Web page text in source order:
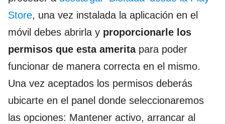
Store, una vez instalada la aplicación en el
móvil debes abrirla y proporcionarle los
permisos que esta ameritapara poder
funcionar de manera correcta en el mismo.
Una vez aceptados los permisos deberás
ubicarte en el panel donde seleccionaremos
las opciones: Mantener activo, arrancar al